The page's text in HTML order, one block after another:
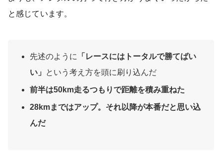
と感じています。
先述のように
「レースにはトータルで勝てばい
い」
という考え方を頭に刷り込んだ
前半は50km走るつもりで距離を積み重ねた
28kmまではアップ。それ以降が本番だと思い込
んだ